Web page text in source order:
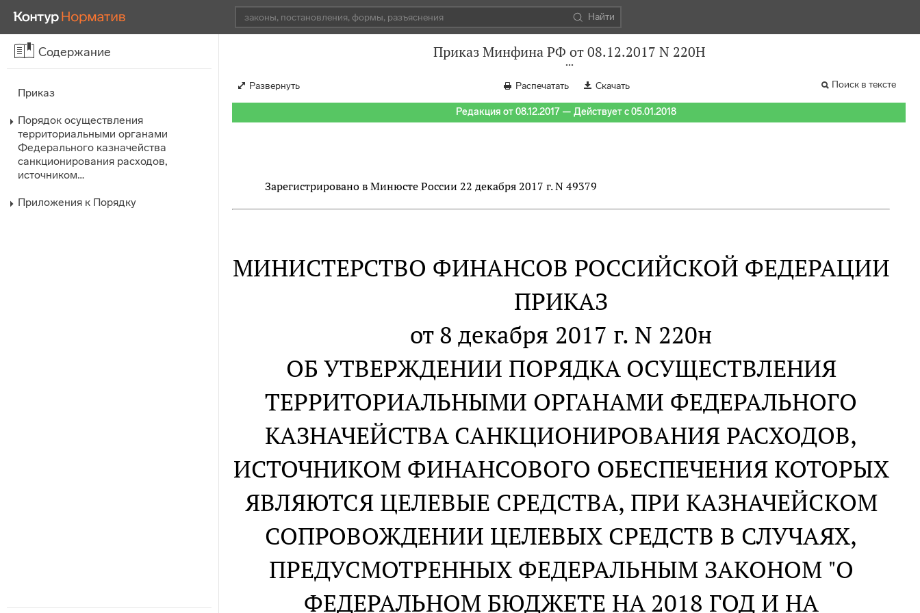
Найти
Содержание
Приказ
Порядок осуществления
территориальными органами
Федерального казначейства
санкционирования расходов,
источником…
Приложения к Порядку
Приказ Минфина РФ от 08.12.2017 N 220Н
Развернуть Распечатать Скачать Поиск в тексте
Редакция от 08.12.2017 — Действует с 05.01.2018
Зарегистрировано в Минюсте России 22 декабря 2017 г. N 49379
МИНИСТЕРСТВО ФИНАНСОВ РОССИЙСКОЙ ФЕДЕРАЦИИ
ПРИКАЗ
от 8 декабря 2017 г. N 220н
ОБ УТВЕРЖДЕНИИ ПОРЯДКА ОСУЩЕСТВЛЕНИЯ
ТЕРРИТОРИАЛЬНЫМИ ОРГАНАМИ ФЕДЕРАЛЬНОГО
КАЗНАЧЕЙСТВА САНКЦИОНИРОВАНИЯ РАСХОДОВ,
ИСТОЧНИКОМ ФИНАНСОВОГО ОБЕСПЕЧЕНИЯ КОТОРЫХ
ЯВЛЯЮТСЯ ЦЕЛЕВЫЕ СРЕДСТВА, ПРИ КАЗНАЧЕЙСКОМ
СОПРОВОЖДЕНИИ ЦЕЛЕВЫХ СРЕДСТВ В СЛУЧАЯХ,
ПРЕДУСМОТРЕННЫХ ФЕДЕРАЛЬНЫМ ЗАКОНОМ "О
ФЕДЕРАЛЬНОМ БЮДЖЕТЕ НА 2018 ГОД И НА